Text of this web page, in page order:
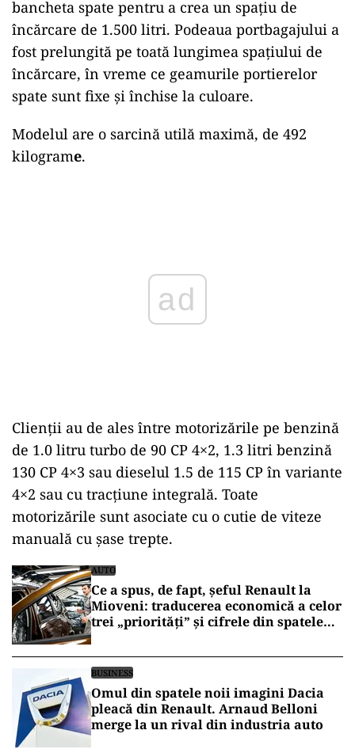
bancheta spate pentru a crea un spațiu de
încărcare de 1.500 litri. Podeaua portbagajului a
fost prelungită pe toată lungimea spațiului de
încărcare, în vreme ce geamurile portierelor
spate sunt fixe și închise la culoare.
Modelul are o sarcină utilă maximă, de 492
kilograme.
Clienții au de ales între motorizările pe benzină
de 1.0 litru turbo de 90 CP 4×2, 1.3 litri benzină
130 CP 4×3 sau dieselul 1.5 de 115 CP în variante
4×2 sau cu tracțiune integrală. Toate
motorizările sunt asociate cu o cutie de viteze
manuală cu șase trepte.
AUTO
Ce a spus, de fapt, șeful Renault la
Mioveni: traducerea economică a celor
trei „priorități” și cifrele din spatele
BUSINESS
Omul din spatele noii imagini Dacia
pleacă din Renault. Arnaud Belloni
merge la un rival din industria auto